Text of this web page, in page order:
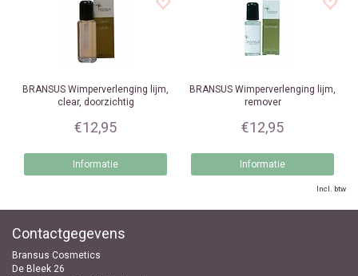
BRANSUS Wimperverlenging lijm,
clear, doorzichtig
€12,95
Informatie
BRANSUS Wimperverlenging lijm,
remover
€12,95
Informatie
Incl. btw
Contactgegevens
Bransus Cosmetics
De Bleek 26